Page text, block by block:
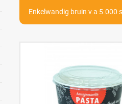
Enkelwandig bruin v.a 5.000